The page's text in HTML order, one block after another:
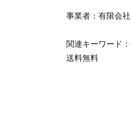
事業者：有限会
関連キーワード
送料無料